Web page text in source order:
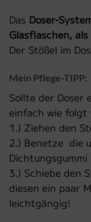
Das Doser-
Glasflaschen,
Der Stößel im
Mein Pflege-TIPP:
Sollte der Doser
einfach wie folgt
1.) Ziehen den
2.) Benetze die
3.) Schiebe den
diesen ein paar
leichtgängig!